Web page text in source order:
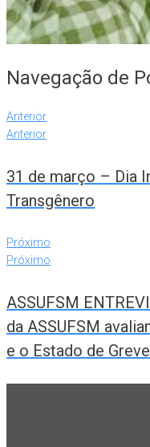
Navegação de
Anterior
Anterior
31 de março – Dia
Transgênero
Próximo
Próximo
ASSUFSM
da ASSUFSM
e o Estado de